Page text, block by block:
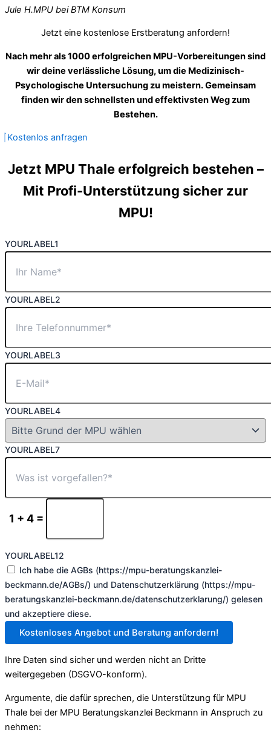
Jule H.MPU bei BTM Konsum
Jetzt eine kostenlose Erstberatung anfordern!
Nach mehr als 1000 erfolgreichen MPU-Vorbereitungen sind
wir deine verlässliche Lösung, um die Medizinisch-
Psychologische Untersuchung zu meistern. Gemeinsam
finden wir den schnellsten und effektivsten Weg zum
Bestehen.
Kostenlos anfragen
Jetzt MPU Thale erfolgreich bestehen –
Mit Profi-Unterstützung sicher zur
MPU!
YOURLABEL1
YOURLABEL2
YOURLABEL3
YOURLABEL4
YOURLABEL7
1 + 4 =
YOURLABEL12
Ich habe die AGBs (https://mpu-beratungskanzlei-
beckmann.de/AGBs/) und Datenschutzerklärung (https://mpu-
beratungskanzlei-beckmann.de/datenschutzerklarung/) gelesen
und akzeptiere diese.
Kostenloses Angebot und Beratung anfordern!
Ihre Daten sind sicher und werden nicht an Dritte
weitergegeben (DSGVO-konform).
Argumente, die dafür sprechen, die Unterstützung für MPU
Thale bei der MPU Beratungskanzlei Beckmann in Anspruch zu
nehmen: